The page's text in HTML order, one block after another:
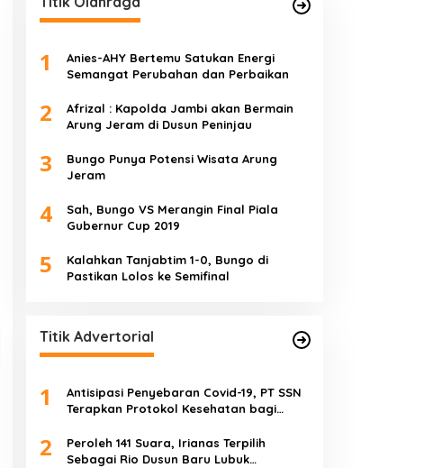
1
Anies-AHY Bertemu Satukan Energi
Semangat Perubahan dan Perbaikan
2
Afrizal : Kapolda Jambi akan Bermain
Arung Jeram di Dusun Peninjau
3
Bungo Punya Potensi Wisata Arung
Jeram
4
Sah, Bungo VS Merangin Final Piala
Gubernur Cup 2019
5
Kalahkan Tanjabtim 1-0, Bungo di
Pastikan Lolos ke Semifinal
Titik Advertorial
1
Antisipasi Penyebaran Covid-19, PT SSN
Terapkan Protokol Kesehatan bagi
2
Peroleh 141 Suara, Irianas Terpilih
Sebagai Rio Dusun Baru Lubuk